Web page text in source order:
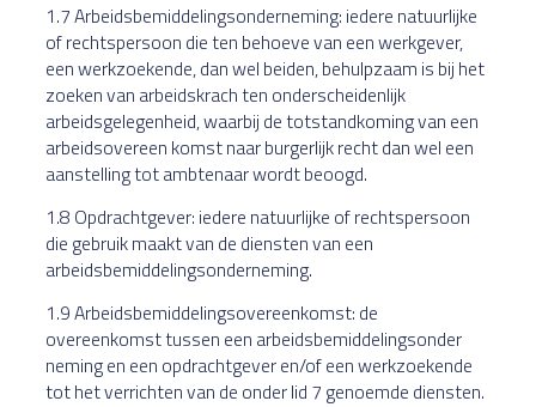
1.7 Arbeidsbemiddelingsonderneming: iedere natuurlijke
of rechtspersoon die ten behoeve van een werkgever,
een werkzoekende, dan wel beiden, behulpzaam is bij het
zoeken van arbeidskrach ten onderscheidenlijk
arbeidsgelegenheid, waarbij de totstandkoming van een
arbeidsovereen komst naar burgerlijk recht dan wel een
aanstelling tot ambtenaar wordt beoogd.
1.8 Opdrachtgever: iedere natuurlijke of rechtspersoon
die gebruik maakt van de diensten van een
arbeidsbemiddelingsonderneming.
1.9 Arbeidsbemiddelingsovereenkomst: de
overeenkomst tussen een arbeidsbemiddelingsonder
neming en een opdrachtgever en/of een werkzoekende
tot het verrichten van de onder lid 7 genoemde diensten.